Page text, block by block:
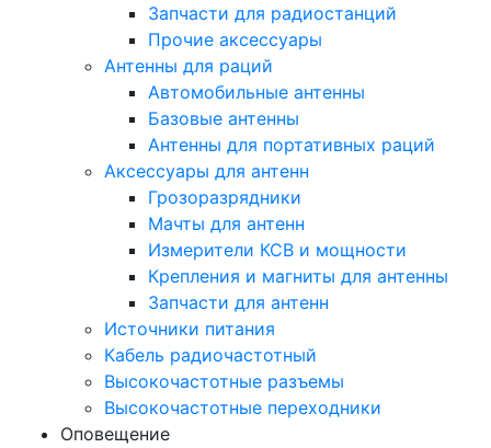
Запчасти для радиостанций
Прочие аксессуары
Антенны для раций
Автомобильные антенны
Базовые антенны
Антенны для портативных раций
Аксессуары для антенн
Грозоразрядники
Мачты для антенн
Измерители КСВ и мощности
Крепления и магниты для антенны
Запчасти для антенн
Источники питания
Кабель радиочастотный
Высокочастотные разъемы
Высокочастотные переходники
Оповещение